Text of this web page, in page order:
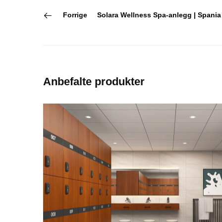
Forrige Solara Wellness Spa-anlegg | Spania
Anbefalte produkter